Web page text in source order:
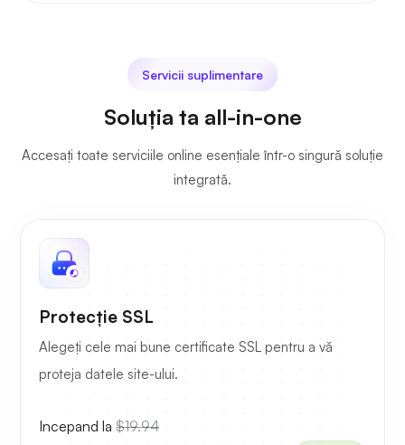
Servicii suplimentare
Soluția ta all-in-one
Accesați toate serviciile online esențiale într-o singură soluție
integrată.
Protecție SSL
Alegeți cele mai bune certificate SSL pentru a vă
proteja datele site-ului.
Incepand la $19.94